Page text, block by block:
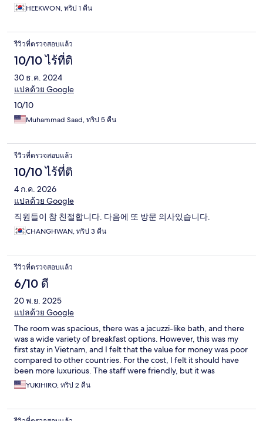
HEEKWON, ทริป 1 คืน
รีวิวที่ตรวจสอบแล้ว
10/10 ไร้ที่ติ
30 ธ.ค. 2024
แปลด้วย Google
10/10
Muhammad Saad, ทริป 5 คืน
รีวิวที่ตรวจสอบแล้ว
10/10 ไร้ที่ติ
4 ก.ค. 2026
แปลด้วย Google
직원들이 참 친절합니다. 다음에 또 방문 의사있습니다.
CHANGHWAN, ทริป 3 คืน
รีวิวที่ตรวจสอบแล้ว
6/10 ดี
20 พ.ย. 2025
แปลด้วย Google
The room was spacious, there was a jacuzzi-like bath, and there
was a wide variety of breakfast options. However, this was my
first stay in Vietnam, and I felt that the value for money was poor
compared to other countries. For the cost, I felt it should have
been more luxurious. The staff were friendly, but it was
disappointing that I had to ask for receipts multiple times.
YUKIHIRO, ทริป 2 คืน